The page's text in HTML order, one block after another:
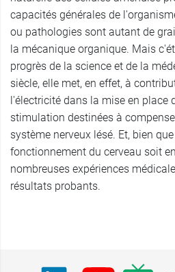
capacités générales de
ou pathologies sont autant de
la mécanique organique. Mais
progrès de la science et de la
siècle, elle met, en effet, à
l'électricité dans la mise en place
stimulation destinées à
système nerveux lésé. Et, bien
fonctionnement du cerveau soit
nombreuses expériences
résultats probants.